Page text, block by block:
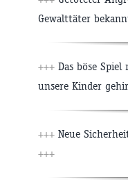
Gewalttäter
+++ Das böse
unsere Kinder
+++ Neue
+++